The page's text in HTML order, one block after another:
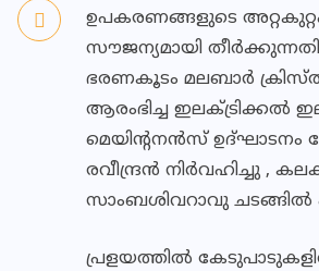
ഉപകരണങ്ങളുടെ
സൗജന്യമായി
ഭരണകൂടം മലബാർ
ആരംഭിച്ച ഇലക്ട്രിക്കൽ
മെയിന്റനൻസ് ഉദ്ഘാടനം
രവീന്ദ്രൻ നിർവഹിച്ചു ,
സാംബശിവറാവു ചടങ്ങിൽ
പ്രളയത്തിൽ